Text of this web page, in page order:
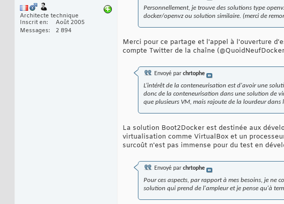
Architecte technique
Inscrit en
Août 2005
Messages
2 894
Personnellement, je trouve des solutions type
docker/openvz ou solution similaire. (merci de
Merci pour ce partage et l'appel à l'ouverture
compte Twitter de la chaîne
Envoyé par chrtophe
L’intérêt de la conteneurisation est d'avoir une
donc de la conteneurisation dans une solution de
que plusieurs VM, mais rajoute de la lourdeur dans
La solution Boot2Docker est destinée aux
virtualisation comme VirtualBox et un
surcoût n'est pas immense pour du test en
Envoyé par chrtophe
Pour ces aspects, par rapport à mes besoins, je ne
solution qui prend de l'ampleur et je pense qu'à